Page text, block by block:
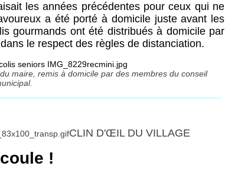
les années précédentes pour ceux qui ne
a été porté à domicile juste avant les
gourmands ont été distribués à domicile par
le respect des règles de distanciation.
maire, remis à domicile par des membres du conseil
CLIN D'ŒIL DU VILLAGE
!